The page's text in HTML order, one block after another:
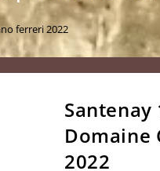
ferreri 2022
Domaine
2022